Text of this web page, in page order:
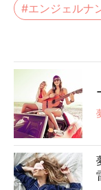
#エンジェルナ